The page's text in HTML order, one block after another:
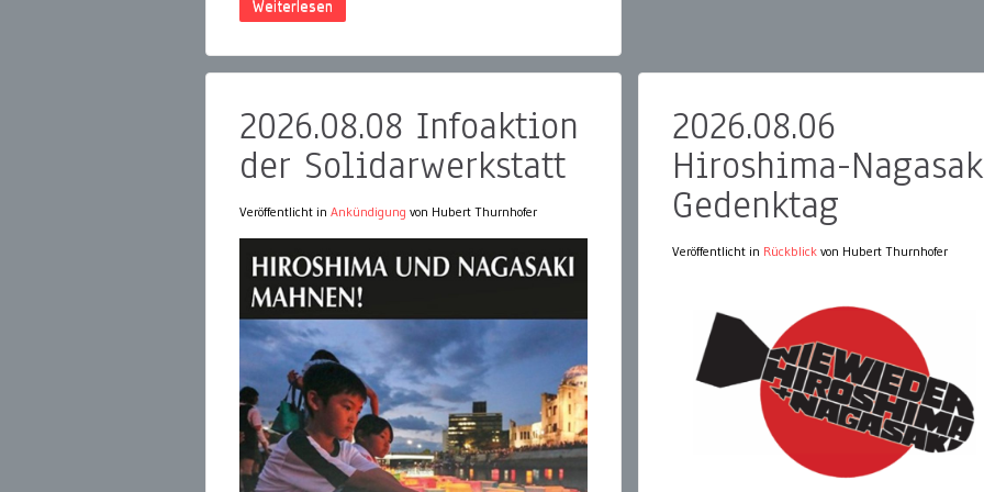
Weiterlesen
2026.08.08 Infoaktion
der Solidarwerkstatt
Veröffentlicht in Ankündigung von Hubert Thurnhofer
2026.08.06
Hiroshima-
Gedenktag
Veröffentlicht in Rückblick von Hubert Thurnhofer